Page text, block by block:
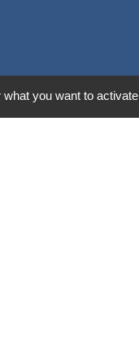
you want to activate